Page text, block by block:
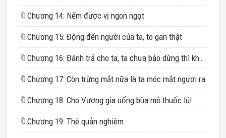
🔖 Chương 14: Nếm được vị ngon ngọt
🔖 Chương 15: Động đến người của ta, to gan thật
🔖 Chương 16: Đánh trả cho ta, ta chưa bảo dừng thì không được phép dừng!
🔖 Chương 17: Còn trừng mắt nữa là ta móc mắt ngươi ra
🔖 Chương 18: Cho Vương gia uống bùa mê thuốc lú!
🔖 Chương 19: Thê quản nghiêm